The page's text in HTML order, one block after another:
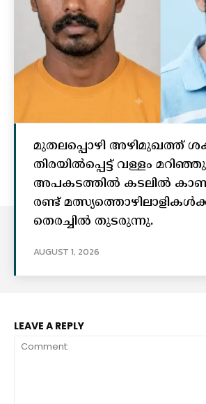
മുതലപ്പൊഴി അഴിമുഖത്ത്
തിരയിൽപ്പെട്ട് വള്ളം
അപകടത്തിൽ കടലിൽ
രണ്ട്
തെരച്ചിൽ തുടരുന്നു.
AUGUST 1, 2026
LEAVE A REPLY